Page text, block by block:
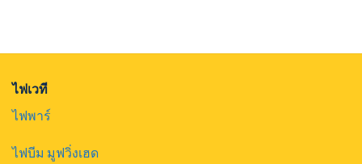
ไฟเวที
ไฟพาร์
ไฟบีม มูฟวิ่งเฮด